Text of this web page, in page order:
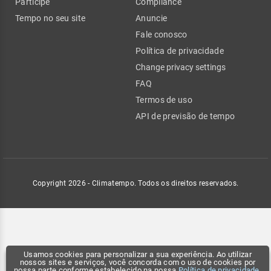
Usamos cookies para personalizar a sua experiência. Ao utilizar
nossos sites e serviços, você concorda com o uso de cookies por
Participe
Tempo no seu site
Compliance
Anuncie
Fale conosco
Política de privacidade
Change privacy settings
FAQ
Termos de uso
API de previsão de tempo
Copyright 2026 - Climatempo. Todos os direitos reservados.